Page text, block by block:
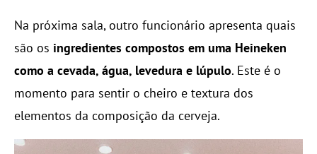
Na próxima sala, outro funcionário apresenta quais
são os ingredientes compostos em uma Heineken
como a cevada, água, levedura e lúpulo. Este é o
momento para sentir o cheiro e textura dos
elementos da composição da cerveja.